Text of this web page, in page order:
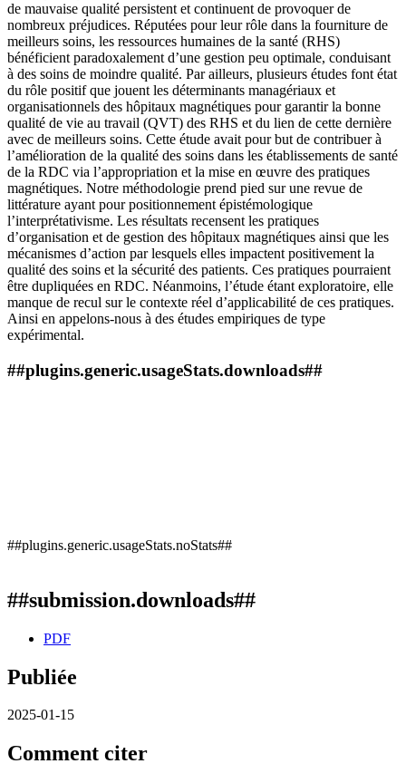
de mauvaise qualité persistent et continuent de provoquer de
nombreux préjudices. Réputées pour leur rôle dans la fourniture de
meilleurs soins, les ressources humaines de la santé (RHS)
bénéficient paradoxalement d’une gestion peu optimale, conduisant
à des soins de moindre qualité. Par ailleurs, plusieurs études font état
du rôle positif que jouent les déterminants managériaux et
organisationnels des hôpitaux magnétiques pour garantir la bonne
qualité de vie au travail (QVT) des RHS et du lien de cette dernière
avec de meilleurs soins. Cette étude avait pour but de contribuer à
l’amélioration de la qualité des soins dans les établissements de santé
de la RDC via l’appropriation et la mise en œuvre des pratiques
magnétiques. Notre méthodologie prend pied sur une revue de
littérature ayant pour positionnement épistémologique
l’interprétativisme. Les résultats recensent les pratiques
d’organisation et de gestion des hôpitaux magnétiques ainsi que les
mécanismes d’action par lesquels elles impactent positivement la
qualité des soins et la sécurité des patients. Ces pratiques pourraient
être dupliquées en RDC. Néanmoins, l’étude étant exploratoire, elle
manque de recul sur le contexte réel d’applicabilité de ces pratiques.
Ainsi en appelons-nous à des études empiriques de type
expérimental.
##plugins.generic.usageStats.downloads##
##plugins.generic.usageStats.noStats##
##submission.downloads##
PDF
Publiée
2025-01-15
Comment citer